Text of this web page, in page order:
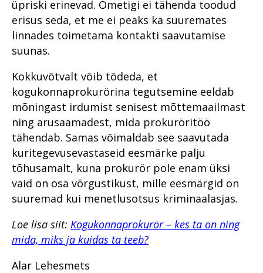
üpriski erinevad. Ometigi ei tähenda toodud
erisus seda, et me ei peaks ka suuremates
linnades toimetama kontakti saavutamise
suunas.
Kokkuvõtvalt võib tõdeda, et
kogukonnaprokurörina tegutsemine eeldab
mõningast irdumist senisest mõttemaailmast
ning arusaamadest, mida prokuröritöö
tähendab. Samas võimaldab see saavutada
kuritegevusevastaseid eesmärke palju
tõhusamalt, kuna prokurör pole enam üksi
vaid on osa võrgustikust, mille eesmärgid on
suuremad kui menetlusotsus kriminaalasjas.
Loe lisa siit: Kogukonnaprokurör – kes ta on ning
mida, miks ja kuidas ta teeb?
Alar Lehesmets